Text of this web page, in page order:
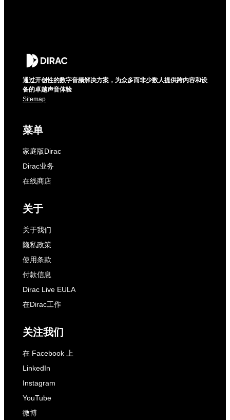
通过开创性的数字音频解决方案，为众多而非少数人提供跨内容和设
备的卓越声音体验
Sitemap
菜单
家庭版Dirac
Dirac业务
在线商店
关于
关于我们
隐私政策
使用条款
付款信息
Dirac Live EULA
在Dirac工作
关注我们
在 Facebook 上
LinkedIn
Instagram
YouTube
微博